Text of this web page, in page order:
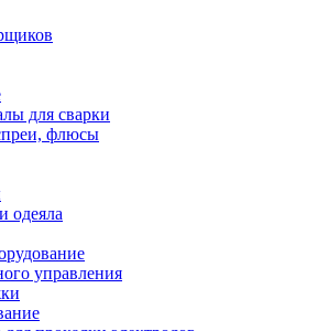
для сварки
флюсы
одеяла
управления